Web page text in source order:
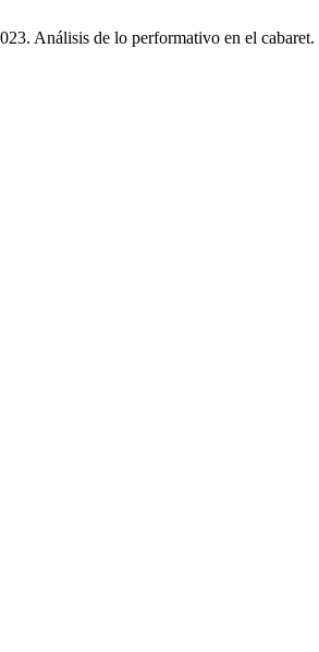
Análisis de lo performativo en el cabaret.